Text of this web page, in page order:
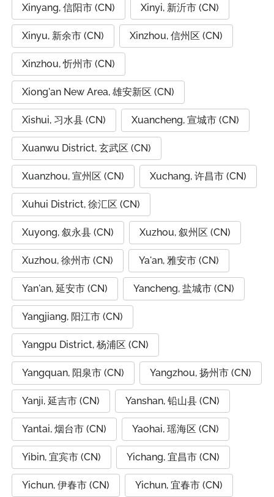
Xinyang, 信阳市 (CN) Xinyi, 新沂市 (CN)
Xinyu, 新余市 (CN) Xinzhou, 信州区 (CN)
Xinzhou, 忻州市 (CN)
Xiong'an New Area, 雄安新区 (CN)
Xishui, 习水县 (CN) Xuancheng, 宣城市 (CN)
Xuanwu District, 玄武区 (CN)
Xuanzhou, 宣州区 (CN) Xuchang, 许昌市 (CN)
Xuhui District, 徐汇区 (CN)
Xuyong, 叙永县 (CN) Xuzhou, 叙州区 (CN)
Xuzhou, 徐州市 (CN) Ya'an, 雅安市 (CN)
Yan'an, 延安市 (CN) Yancheng, 盐城市 (CN)
Yangjiang, 阳江市 (CN)
Yangpu District, 杨浦区 (CN)
Yangquan, 阳泉市 (CN) Yangzhou, 扬州市 (CN)
Yanji, 延吉市 (CN) Yanshan, 铅山县 (CN)
Yantai, 烟台市 (CN) Yaohai, 瑶海区 (CN)
Yibin, 宜宾市 (CN) Yichang, 宜昌市 (CN)
Yichun, 伊春市 (CN) Yichun, 宜春市 (CN)